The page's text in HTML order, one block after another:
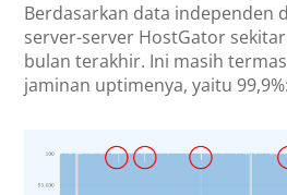
Berdasarkan data independen
server-server HostGator sekitar
bulan terakhir. Ini masih
jaminan uptimenya, yaitu 99,9%: